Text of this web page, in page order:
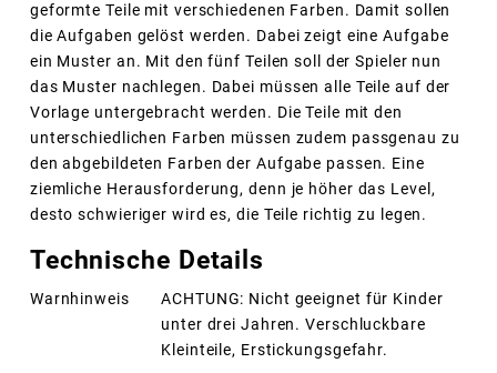
geformte Teile mit verschiedenen Farben. Damit sollen
die Aufgaben gelöst werden. Dabei zeigt eine Aufgabe
ein Muster an. Mit den fünf Teilen soll der Spieler nun
das Muster nachlegen. Dabei müssen alle Teile auf der
Vorlage untergebracht werden. Die Teile mit den
unterschiedlichen Farben müssen zudem passgenau zu
den abgebildeten Farben der Aufgabe passen. Eine
ziemliche Herausforderung, denn je höher das Level,
desto schwieriger wird es, die Teile richtig zu legen.
Technische Details
Warnhinweis
ACHTUNG: Nicht geeignet für Kinder
unter drei Jahren. Verschluckbare
Kleinteile, Erstickungsgefahr.